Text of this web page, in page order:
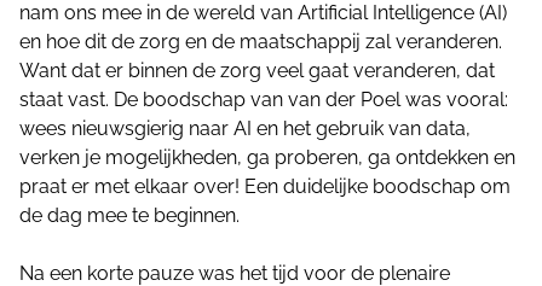
nam ons mee in de wereld van Artificial Intelligence (AI)
en hoe dit de zorg en de maatschappij zal veranderen.
Want dat er binnen de zorg veel gaat veranderen, dat
staat vast. De boodschap van van der Poel was vooral:
wees nieuwsgierig naar AI en het gebruik van data,
verken je mogelijkheden, ga proberen, ga ontdekken en
praat er met elkaar over! Een duidelijke boodschap om
de dag mee te beginnen.
Na een korte pauze was het tijd voor de plenaire